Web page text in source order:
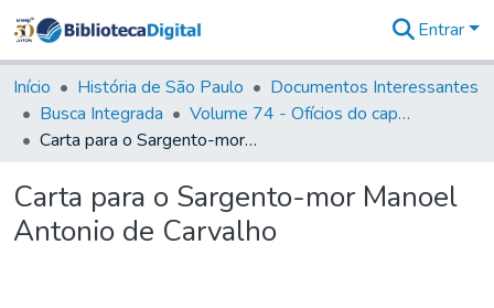
&
Coleções
Tudo na
Biblioteca
Estatísticas
Entrar
Início História de São Paulo
Documentos Interessantes
Busca Integrada
Volume 74 - Ofícios do capitão General Martim Lopes Lobo de Saldanha às Câmaras e Comandantes da Capitania (1775)
Carta para o Sargento-mor Manoel Antonio de Carvalho
Carta para o Sargento-mor Manoel
Antonio de Carvalho